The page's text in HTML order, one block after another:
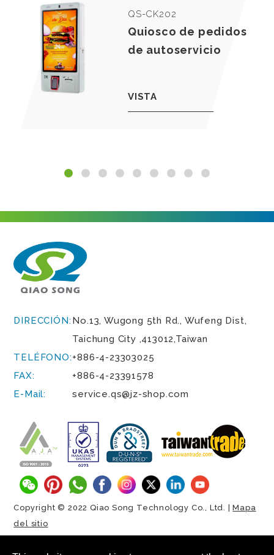
QS-CK202
Quiosco de pedidos
de autoservicio
VISTA
DIRECCIÓN: No.13, Wugong 5th Rd., Wufeng Dist,
Taichung City ,413012,Taiwan
TELÉFONO:+886-4-23303025
FAX:
+886-4-23391578
E-Mail:
service.qs@jz-shop.com
Copyright © 2022 Qiao Song Technology Co., Ltd. |Mapa
del sitio